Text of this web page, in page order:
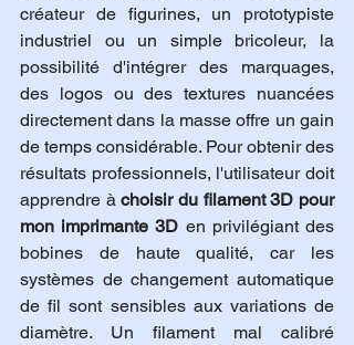
créateur de figurines, un prototypiste
industriel ou un simple bricoleur, la
possibilité d'intégrer des marquages,
des logos ou des textures nuancées
directement dans la masse offre un gain
de temps considérable. Pour obtenir des
résultats professionnels, l'utilisateur doit
apprendre à choisir du filament 3D pour
mon imprimante 3D en privilégiant des
bobines de haute qualité, car les
systèmes de changement automatique
de fil sont sensibles aux variations de
diamètre. Un filament mal calibré